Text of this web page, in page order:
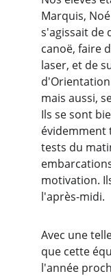
Marquis,
s'agissait de
canoë, faire
laser, et de
mais aussi,
Ils se sont
évidemment
tests du
motivation.
l'après-midi.
Avec une
que cette
l'année